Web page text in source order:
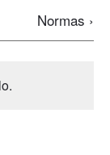
Normas ›